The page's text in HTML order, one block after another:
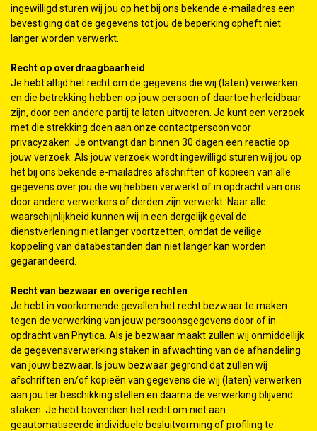
ingewilligd sturen wij jou op het bij ons bekende e-mailadres een
bevestiging dat de gegevens tot jou de beperking opheft niet
langer worden verwerkt.
Recht op overdraagbaarheid
Je hebt altijd het recht om de gegevens die wij (laten) verwerken
en die betrekking hebben op jouw persoon of daartoe herleidbaar
zijn, door een andere partij te laten uitvoeren. Je kunt een verzoek
met die strekking doen aan onze contactpersoon voor
privacyzaken. Je ontvangt dan binnen 30 dagen een reactie op
jouw verzoek. Als jouw verzoek wordt ingewilligd sturen wij jou op
het bij ons bekende e-mailadres afschriften of kopieën van alle
gegevens over jou die wij hebben verwerkt of in opdracht van ons
door andere verwerkers of derden zijn verwerkt. Naar alle
waarschijnlijkheid kunnen wij in een dergelijk geval de
dienstverlening niet langer voortzetten, omdat de veilige
koppeling van databestanden dan niet langer kan worden
gegarandeerd.
Recht van bezwaar en overige rechten
Je hebt in voorkomende gevallen het recht bezwaar te maken
tegen de verwerking van jouw persoonsgegevens door of in
opdracht van Phytica. Als je bezwaar maakt zullen wij onmiddellijk
de gegevensverwerking staken in afwachting van de afhandeling
van jouw bezwaar. Is jouw bezwaar gegrond dat zullen wij
afschriften en/of kopieën van gegevens die wij (laten) verwerken
aan jou ter beschikking stellen en daarna de verwerking blijvend
staken. Je hebt bovendien het recht om niet aan
geautomatiseerde individuele besluitvorming of profiling te